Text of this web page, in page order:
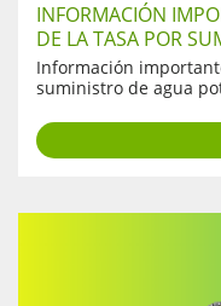
INFORMACIÓN
DE LA TASA POR
Información
suministro de agua